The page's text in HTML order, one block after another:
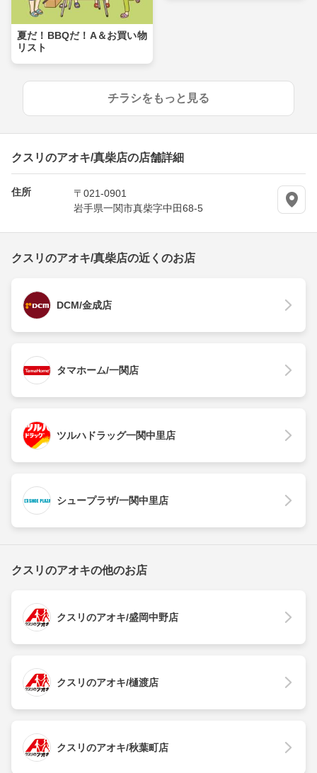
夏だ！BBQだ！A＆お買い物
リスト
チラシをもっと見る
クスリのアオキ/真柴店の店舗詳細
住所
〒021-0901
岩手県一関市真柴字中田68-5
クスリのアオキ/真柴店の近くのお店
DCM/金成店
タマホーム/一関店
ツルハドラッグ一関中里店
シュープラザ/一関中里店
クスリのアオキの他のお店
クスリのアオキ/盛岡中野店
クスリのアオキ/樋渡店
クスリのアオキ/秋葉町店